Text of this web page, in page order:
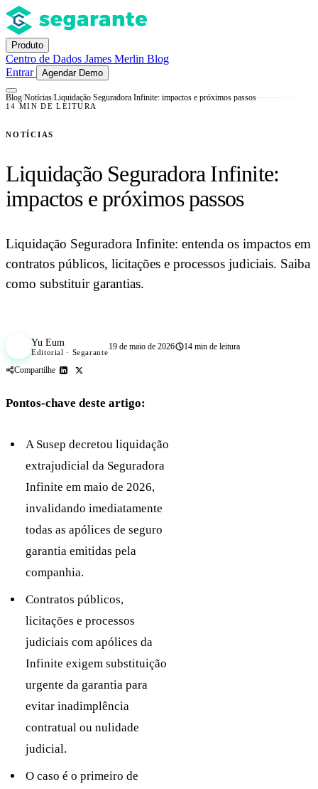
Produto
Centro de Dados James Merlin Blog
Entrar
Agendar Demo
Blog/Notícias/Liquidação Seguradora Infinite: impactos e próximos passos
14 MIN DE LEITURA
NOTÍCIAS
Liquidação Seguradora Infinite:
impactos e próximos passos
Liquidação Seguradora Infinite: entenda os impactos em
contratos públicos, licitações e processos judiciais. Saiba
como substituir garantias.
Yu Eum
Editorial · Segarante
19 de maio de 2026 14 min de leitura
Compartilhe
Pontos-chave deste artigo:
A Susep decretou liquidação
extrajudicial da Seguradora
Infinite em maio de 2026,
invalidando imediatamente
todas as apólices de seguro
garantia emitidas pela
companhia.
Contratos públicos,
licitações e processos
judiciais com apólices da
Infinite exigem substituição
urgente da garantia para
evitar inadimplência
contratual ou nulidade
judicial.
O caso é o primeiro de